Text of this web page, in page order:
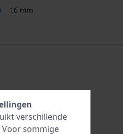
16 mm
verschillende
Voor sommige